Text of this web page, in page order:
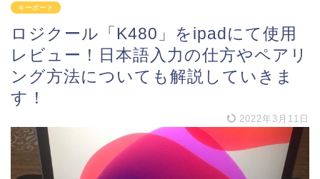
キーボード
ロジクール「K480」をipadにて使用
レビュー！日本語入力の仕方やペアリ
ング方法についても解説していきま
す！
2022年3月11日